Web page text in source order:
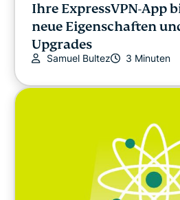
Ihre ExpressVPN-App
neue Eigenschaften
Upgrades
Samuel Bultez 3 Minuten